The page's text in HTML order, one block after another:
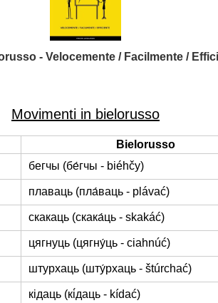
- Velocemente / Facilmente /
Movimenti in bielorusso
Bielorusso
бегчы (бе́гчы - biéhčy)
плаваць (пла́ваць - plávać)
скакаць (скака́ць - skakáć)
цягнуць (цягну́ць - ciahnúć)
штурхаць (шту́рхаць - štúrchać)
кідаць (кі́даць - kídać)